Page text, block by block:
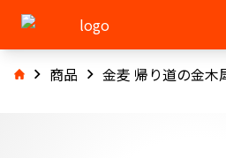
商品 金麦 帰り道の金木